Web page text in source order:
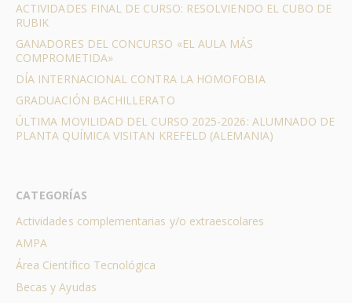
ACTIVIDADES FINAL DE CURSO: RESOLVIENDO EL CUBO DE
RUBIK
GANADORES DEL CONCURSO «EL AULA MÁS
COMPROMETIDA»
DÍA INTERNACIONAL CONTRA LA HOMOFOBIA
GRADUACIÓN BACHILLERATO
ÚLTIMA MOVILIDAD DEL CURSO 2025-2026: ALUMNADO DE
PLANTA QUÍMICA VISITAN KREFELD (ALEMANIA)
CATEGORÍAS
Actividades complementarias y/o extraescolares
AMPA
Área Científico Tecnológica
Becas y Ayudas